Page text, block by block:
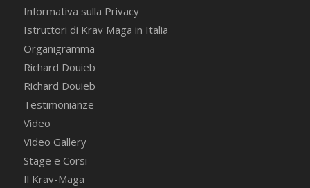
Informativa sulla Privacy
Istruttori di Krav Maga in Italia
Organigramma
Richard Douieb
Richard Douieb
Testimonianze
Video
Video Gallery
Stage e Corsi
Il Krav-Maga